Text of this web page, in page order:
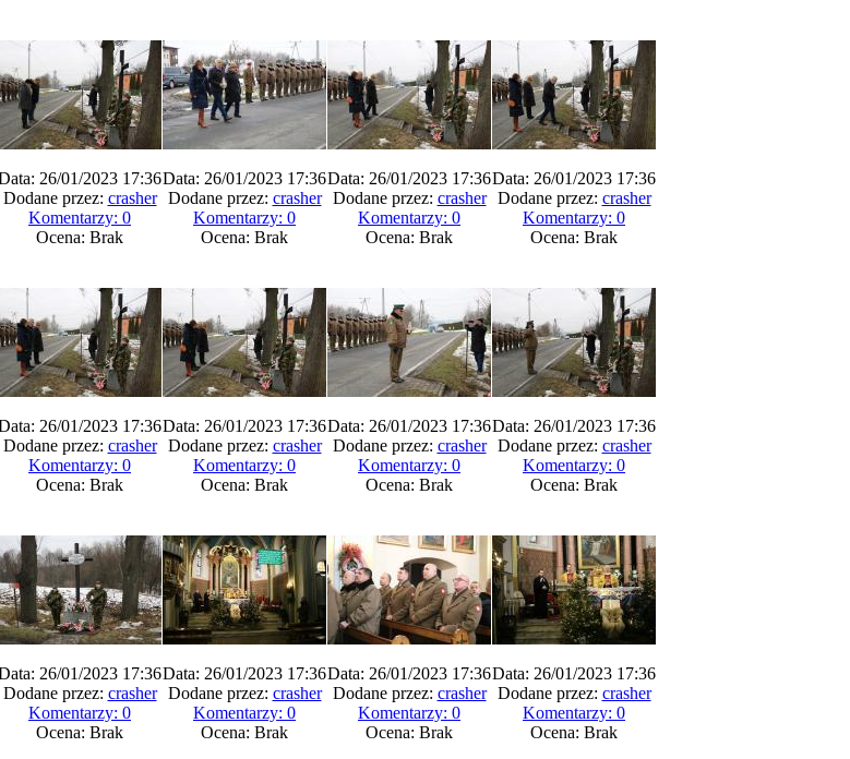
26/01/2023 17:36
Dodane przez: crasher
Komentarzy: 0
Ocena: Brak
Data: 26/01/2023 17:36
Dodane przez: crasher
Komentarzy: 0
Ocena: Brak
Data: 26/01/2023 17:36
Dodane przez: crasher
Komentarzy: 0
Ocena: Brak
Data: 26/01/2023 17:36
Dodane przez: crasher
Komentarzy: 0
Ocena: Brak
26/01/2023 17:36
Dodane przez: crasher
Komentarzy: 0
Ocena: Brak
Data: 26/01/2023 17:36
Dodane przez: crasher
Komentarzy: 0
Ocena: Brak
Data: 26/01/2023 17:36
Dodane przez: crasher
Komentarzy: 0
Ocena: Brak
Data: 26/01/2023 17:36
Dodane przez: crasher
Komentarzy: 0
Ocena: Brak
26/01/2023 17:36
Dodane przez: crasher
Komentarzy: 0
Ocena: Brak
Data: 26/01/2023 17:36
Dodane przez: crasher
Komentarzy: 0
Ocena: Brak
Data: 26/01/2023 17:36
Dodane przez: crasher
Komentarzy: 0
Ocena: Brak
Data: 26/01/2023 17:36
Dodane przez: crasher
Komentarzy: 0
Ocena: Brak